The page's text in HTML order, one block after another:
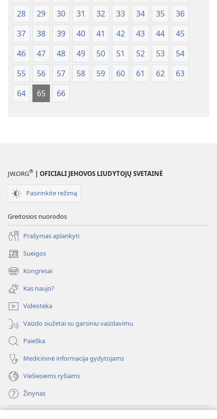
28
29 30 31 32 33 34 35
36
37
38 39 40 41 42 43 44
45
46
47 48 49 50 51 52 53
54
55
56 57 58 59 60 61 62
63
64
65 66
JW.ORG® | OFICIALI JEHOVOS LIUDYTOJŲ SVETAINĖ
Pasirinkite režimą
Greitosios nuorodos
Prašymas aplankyti
Sueigos
(atsiveria
naujas
langas)
Kongresai
(atsiveria
naujas
langas)
Kas naujo?
Videoteka
Vaizdo siužetai su garsiniu vaizdavimu
Paieška
Medicininė informacija gydytojams
Viešiesiems ryšiams
Žinynas